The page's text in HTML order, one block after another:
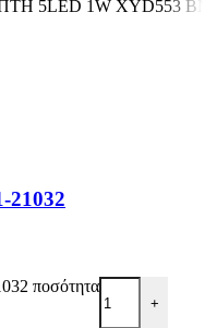
5LED 1W XYD553 BNG
ποσότητα
+